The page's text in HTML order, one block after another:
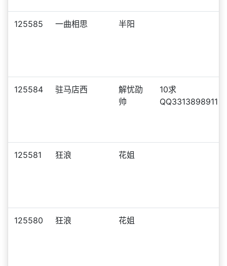
125585 一曲相思 半阳
125584 驻马店西
解忧劭
帅
10求
QQ3313898911
125581 狂浪 花姐
125580 狂浪 花姐